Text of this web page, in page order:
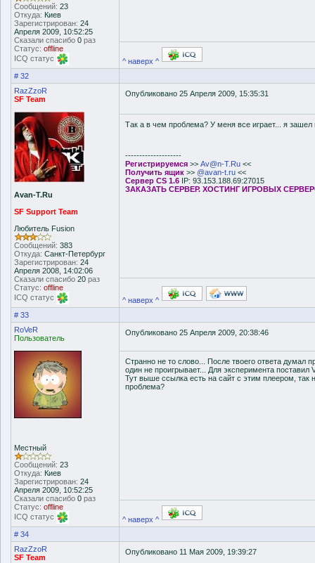
Сообщений: 23
Откуда: Киев
Зарегистрирован: 24
Апреля 2009, 10:52:25
Сказали спасибо 0 раз
Статус: offline
ICQ статус
^ наверх ^
# 32
RazZzoR
SF Team
Avan-T.Ru
SF Support Team
Любитель Fusion
Сообщений: 383
Откуда: Санкт-Петербург
Зарегистрирован: 24
Апреля 2008, 14:02:06
Сказали спасибо 20 раз
Статус: offline
ICQ статус
Опубликовано 25 Апреля 2009, 15:35:31
Так а в чем проблема? У меня все играет... я зашел
--------------------
Регистрируемся >> Av@n-T.Ru <<
Получить ящик >> @avan-t.ru <<
Сервер CS 1.6 IP: 93.153.188.69:27015
ЗАКАЗАТЬ СЕРВЕР. ХОСТИНГ ИГРОВЫХ
^ наверх ^
# 33
RoVeR
Пользователь
Местный
Сообщений: 23
Откуда: Киев
Зарегистрирован: 24
Апреля 2009, 10:52:25
Сказали спасибо 0 раз
Статус: offline
ICQ статус
Опубликовано 25 Апреля 2009, 20:38:46
Странно не то слово... После твоего ответа думал
один не проигрывает... Для эксперимента
Тут выше ссылка есть на сайт с этим плеером, так
проблема?
^ наверх ^
# 34
RazZzoR
SF Team
Опубликовано 11 Мая 2009, 19:39:27